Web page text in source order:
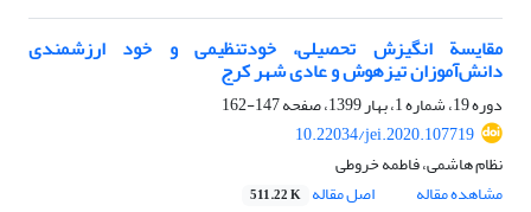
مقایسة انگیزش تحصیلی، خودتنظیمی و خود ارزشمندی
دانش‌آموزان تیزهوش و عادی شهر کرج
دوره 19، شماره 1، بهار 1399، صفحه
147-162
10.22034/jei.2020.107719
نظام هاشمی، فاطمه خروطی
مشاهده مقاله
اصل مقاله 511.22 K